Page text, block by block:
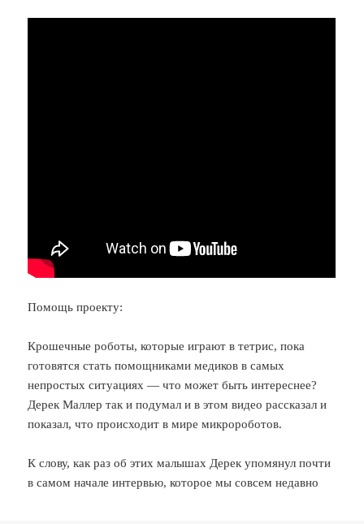
Помощь проекту:
Крошечные роботы, которые играют в тетрис, пока
готовятся стать помощниками медиков в самых
непростых ситуациях — что может быть интереснее?
Дерек Маллер так и подумал и в этом видео рассказал и
показал, что происходит в мире микророботов.
К слову, как раз об этих малышах Дерек упомянул почти
в самом начале интервью, которое мы совсем недавно